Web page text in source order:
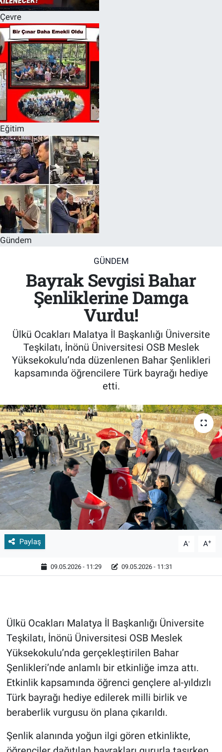
Çevre
Eğitim
Gündem
GÜNDEM
Bayrak Sevgisi Bahar
Şenliklerine Damga
Vurdu!
Ülkü Ocakları Malatya İl Başkanlığı Üniversite
Teşkilatı, İnönü Üniversitesi OSB Meslek
Yüksekokulu’nda düzenlenen Bahar Şenlikleri
kapsamında öğrencilere Türk bayrağı hediye
etti.
Paylaş A- A+
09.05.2026 - 11:29 09.05.2026 - 11:31
Ülkü Ocakları Malatya İl Başkanlığı Üniversite
Teşkilatı, İnönü Üniversitesi OSB Meslek
Yüksekokulu’nda gerçekleştirilen Bahar
Şenlikleri’nde anlamlı bir etkinliğe imza attı.
Etkinlik kapsamında öğrenci gençlere al-yıldızlı
Türk bayrağı hediye edilerek milli birlik ve
beraberlik vurgusu ön plana çıkarıldı.
Şenlik alanında yoğun ilgi gören etkinlikte,